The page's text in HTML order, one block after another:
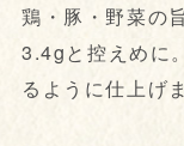
鶏・豚・野菜の
3.4gと控えめに
るように仕上げ